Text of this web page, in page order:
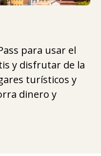
para usar el
y disfrutar de la
turísticos y
dinero y